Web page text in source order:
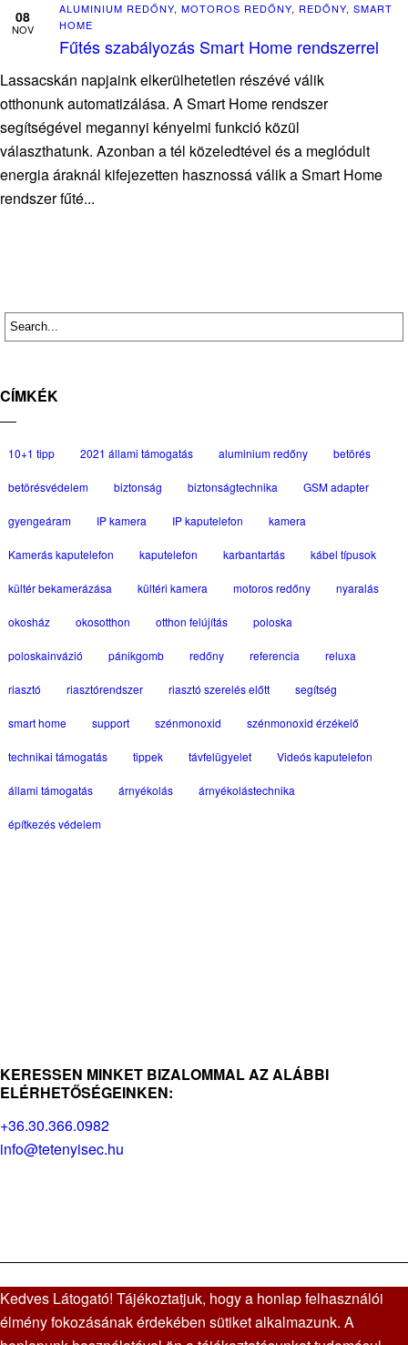
08
NOV
ALUMINIUM REDŐNY, MOTOROS REDŐNY, REDŐNY, SMART
HOME
Fűtés szabályozás Smart Home rendszerrel
Lassacskán napjaink elkerülhetetlen részévé válik
otthonunk automatizálása. A Smart Home rendszer
segítségével megannyi kényelmi funkció közül
választhatunk. Azonban a tél közeledtével és a meglódult
energia áraknál kifejezetten hasznossá válik a Smart Home
rendszer fűté...
CÍMKÉK
10+1 tipp 2021 állami támogatás aluminium redőny betörés
betörésvédelem biztonság biztonságtechnika GSM adapter
gyengeáram IP kamera IP kaputelefon kamera
Kamerás kaputelefon kaputelefon karbantartás kábel típusok
kültér bekamerázása kültéri kamera motoros redőny nyaralás
okosház okosotthon otthon felújítás poloska
poloskainvázió pánikgomb redőny referencia reluxa
riasztó riasztórendszer riasztó szerelés előtt segítség
smart home support szénmonoxid szénmonoxid érzékelő
technikai támogatás tippek távfelügyelet Videós kaputelefon
állami támogatás árnyékolás árnyékolástechnika
építkezés védelem
KERESSEN MINKET BIZALOMMAL AZ ALÁBBI
ELÉRHETŐSÉGEINKEN:
+36.30.366.0982
info@tetenyisec.hu
Kedves Látogató! Tájékoztatjuk, hogy a honlap felhasználói
élmény fokozásának érdekében sütiket alkalmazunk. A